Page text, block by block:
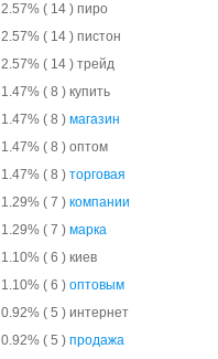
2.57% ( 14 ) пиро
2.57% ( 14 ) пистон
2.57% ( 14 ) трейд
1.47% ( 8 ) купить
1.47% ( 8 ) магазин
1.47% ( 8 ) оптом
1.47% ( 8 ) торговая
1.29% ( 7 ) компании
1.29% ( 7 ) марка
1.10% ( 6 ) киев
1.10% ( 6 ) оптовым
0.92% ( 5 ) интернет
0.92% ( 5 ) продажа